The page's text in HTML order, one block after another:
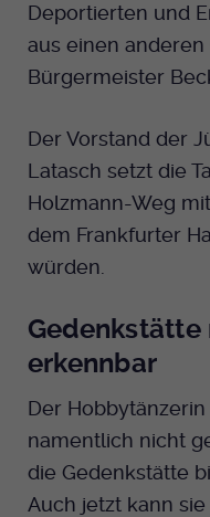
Deportierten und
aus einen anderen
Bürgermeister
Der Vorstand der
Latasch setzt die
Holzmann-Weg
dem Frankfurter
würden.
erkennbar
Der
namentlich nicht
die Gedenkstätte
Auch jetzt kann